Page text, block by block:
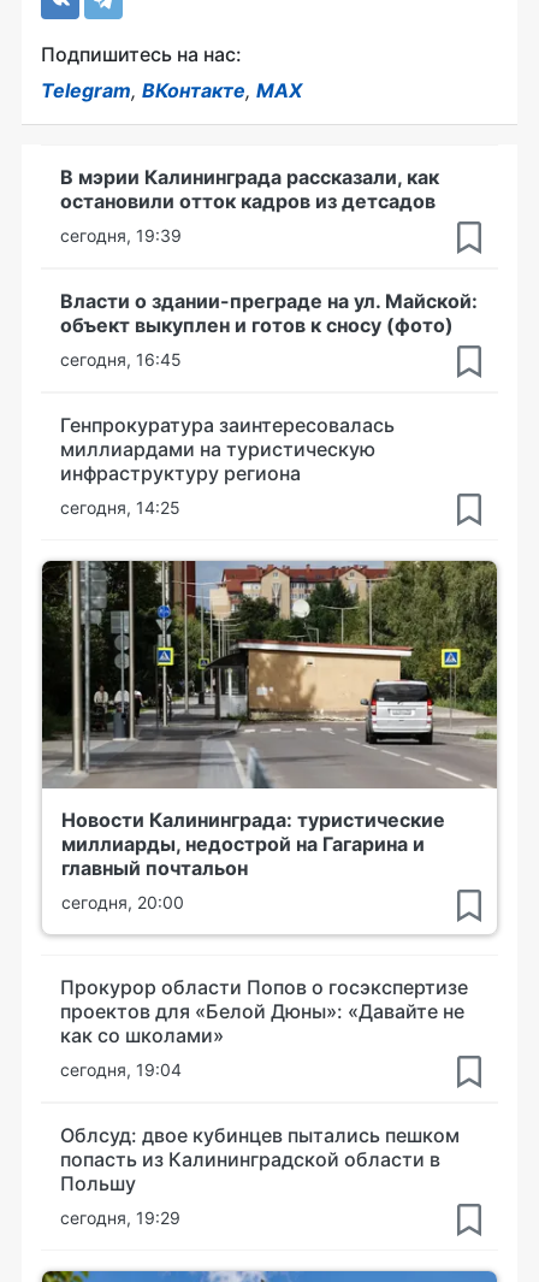
Подпишитесь на нас:
Telegram, ВКонтакте, MAX
В мэрии Калининграда рассказали, как
остановили отток кадров из детсадов
сегодня, 19:39
Власти о здании-преграде на ул. Майской:
объект выкуплен и готов к сносу (фото)
сегодня, 16:45
Генпрокуратура заинтересовалась
миллиардами на туристическую
инфраструктуру региона
сегодня, 14:25
Новости Калининграда: туристические
миллиарды, недострой на Гагарина и
главный почтальон
сегодня, 20:00
Прокурор области Попов о госэкспертизе
проектов для «Белой Дюны»: «Давайте не
как со школами»
сегодня, 19:04
Облсуд: двое кубинцев пытались пешком
попасть из Калининградской области в
Польшу
сегодня, 19:29